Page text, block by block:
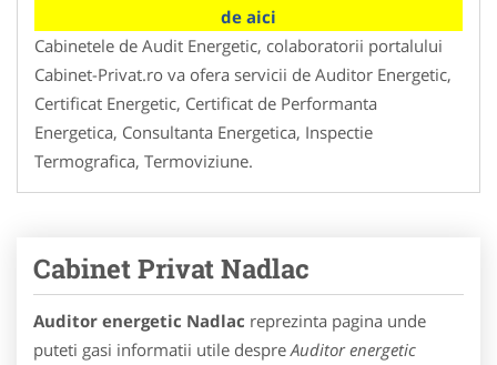
de aici
Cabinetele de Audit Energetic, colaboratorii portalului
Cabinet-Privat.ro va ofera servicii de Auditor Energetic,
Certificat Energetic, Certificat de Performanta
Energetica, Consultanta Energetica, Inspectie
Termografica, Termoviziune.
Cabinet Privat Nadlac
Auditor energetic Nadlac reprezinta pagina unde
puteti gasi informatii utile despre Auditor energetic